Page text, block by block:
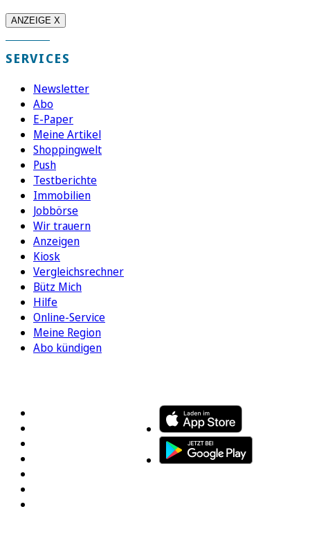
ANZEIGE X
SERVICES
Newsletter
Abo
E-Paper
Meine Artikel
Shoppingwelt
Push
Testberichte
Immobilien
Jobbörse
Wir trauern
Anzeigen
Kiosk
Vergleichsrechner
Bütz Mich
Hilfe
Online-Service
Meine Region
Abo kündigen